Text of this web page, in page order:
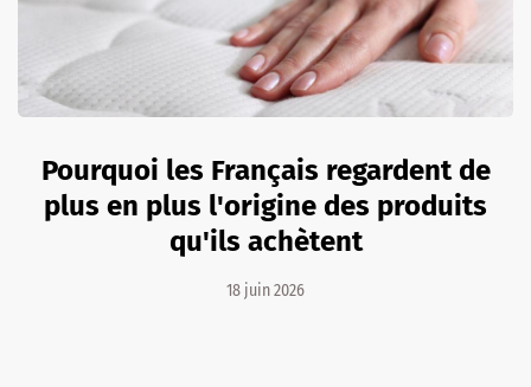
Pourquoi les Français regardent de
plus en plus l'origine des produits
qu'ils achètent
18 juin 2026